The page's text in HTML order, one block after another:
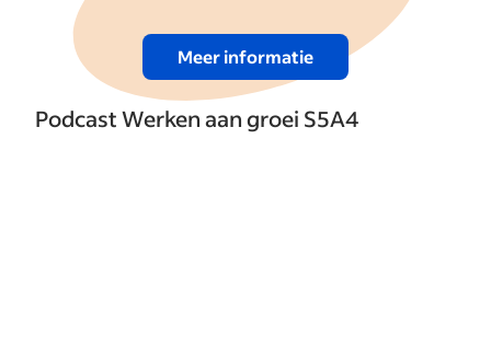
Meer informatie
Podcast Werken aan groei S5A4